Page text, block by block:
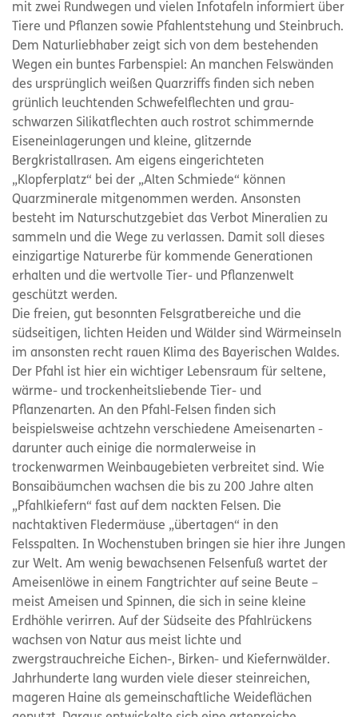
mit zwei Rundwegen und vielen Infotafeln informiert über
Tiere und Pflanzen sowie Pfahlentstehung und Steinbruch.
Dem Naturliebhaber zeigt sich von dem bestehenden
Wegen ein buntes Farbenspiel: An manchen Felswänden
des ursprünglich weißen Quarzriffs finden sich neben
grünlich leuchtenden Schwefelflechten und grau-
schwarzen Silikatflechten auch rostrot schimmernde
Eiseneinlagerungen und kleine, glitzernde
Bergkristallrasen. Am eigens eingerichteten
„Klopferplatz“ bei der „Alten Schmiede“ können
Quarzminerale mitgenommen werden. Ansonsten
besteht im Naturschutzgebiet das Verbot Mineralien zu
sammeln und die Wege zu verlassen. Damit soll dieses
einzigartige Naturerbe für kommende Generationen
erhalten und die wertvolle Tier- und Pflanzenwelt
geschützt werden.
Die freien, gut besonnten Felsgratbereiche und die
südseitigen, lichten Heiden und Wälder sind Wärmeinseln
im ansonsten recht rauen Klima des Bayerischen Waldes.
Der Pfahl ist hier ein wichtiger Lebensraum für seltene,
wärme- und trockenheitsliebende Tier- und
Pflanzenarten. An den Pfahl-Felsen finden sich
beispielsweise achtzehn verschiedene Ameisenarten -
darunter auch einige die normalerweise in
trockenwarmen Weinbaugebieten verbreitet sind. Wie
Bonsaibäumchen wachsen die bis zu 200 Jahre alten
„Pfahlkiefern“ fast auf dem nackten Felsen. Die
nachtaktiven Fledermäuse „übertagen“ in den
Felsspalten. In Wochenstuben bringen sie hier ihre Jungen
zur Welt. Am wenig bewachsenen Felsenfuß wartet der
Ameisenlöwe in einem Fangtrichter auf seine Beute –
meist Ameisen und Spinnen, die sich in seine kleine
Erdhöhle verirren. Auf der Südseite des Pfahlrückens
wachsen von Natur aus meist lichte und
zwergstrauchreiche Eichen-, Birken- und Kiefernwälder.
Jahrhunderte lang wurden viele dieser steinreichen,
mageren Haine als gemeinschaftliche Weideflächen